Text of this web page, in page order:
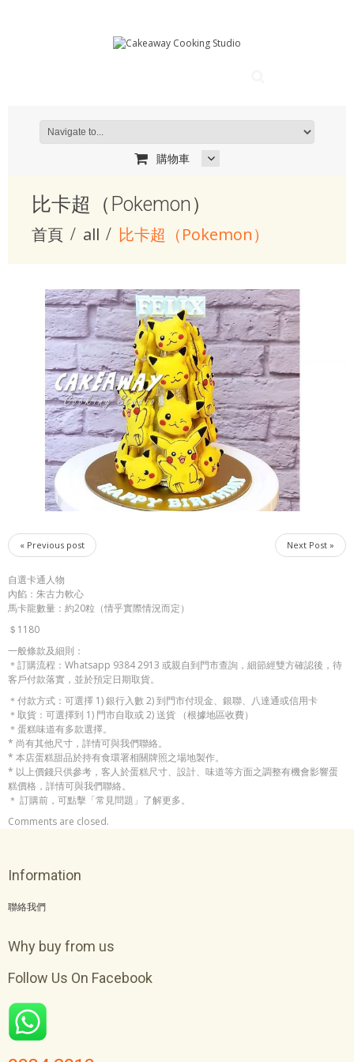
購物車
比卡超（Pokemon）
首頁 all 比卡超（Pokemon）
« Previous post Next Post »
自選卡通人物
內餡：朱古力軟心
馬卡龍數量：約20粒（情乎實際情況而定）
＄1180
一般條款及細則：
＊訂購流程：Whatsapp 9384 2913 或親自到門市查詢，細節經雙方確認後，待
客戶付款落實，並於預定日期取貨。
＊付款方式：可選擇 1) 銀行入數 2) 到門市付現金、銀聯、八達通或信用卡
＊取貨：可選擇到 1) 門市自取或 2) 送貨 （根據地區收費）
＊蛋糕味道有多款選擇。
* 尚有其他尺寸，詳情可與我們聯絡。
* 本店蛋糕甜品於持有食環署相關牌照之場地製作。
* 以上價錢只供參考，客人於蛋糕尺寸、設計、味道等方面之調整有機會影響蛋
糕價格，詳情可與我們聯絡。
＊ 訂購前，可點擊「常見問題」了解更多。
Comments are closed.
Information
聯絡我們
Why buy from us
Follow Us On Facebook